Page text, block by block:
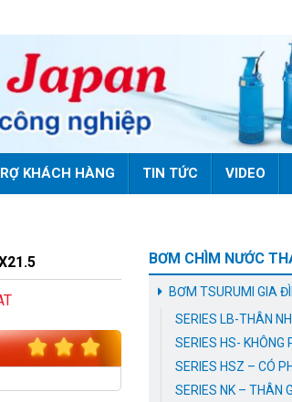
KHÁCH HÀNG TIN TỨC VIDEO
BƠM CHÌM NƯỚC
BƠM TSURUMI GIA
SERIES LB-THÂN
SERIES HS- KHÔNG
SERIES HSZ – CÓ
SERIES NK – THÂN